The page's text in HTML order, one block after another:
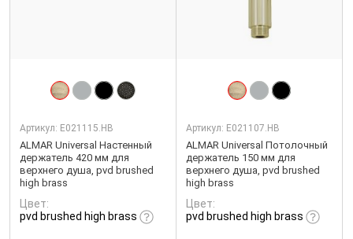
Артикул: E021115.HB
ALMAR Universal Настенный
держатель 420 мм для
верхнего душа, pvd brushed
high brass
Цвет:
pvd brushed high brass
Артикул: E021107.HB
ALMAR Universal Потолочный
держатель 150 мм для
верхнего душа, pvd brushed
high brass
Цвет:
pvd brushed high brass